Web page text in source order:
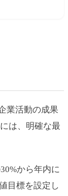
業活動の成果
は、明確な最
から年内に
目標を設定し